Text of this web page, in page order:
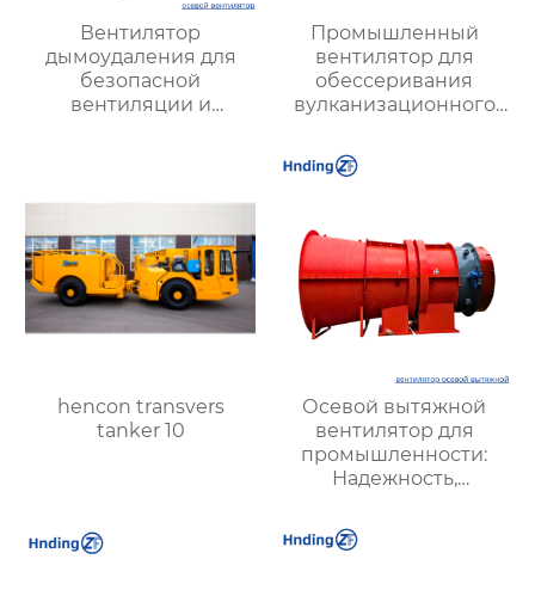
Вентилятор
дымоудаления для
безопасной
вентиляции и
надежность
Промышленный
вентилятор для
обессеривания
вулканизационного
наличии на складе
hencon transvers
tanker 10
Осевой вытяжной
вентилятор для
промышленности:
Надежность,
и Высокая
Производительность